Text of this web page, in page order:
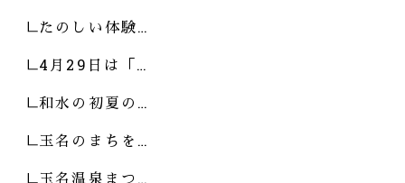
たのしい体験…
4月29日は「…
和水の初夏の…
玉名のまちを…
玉名温泉まつ…